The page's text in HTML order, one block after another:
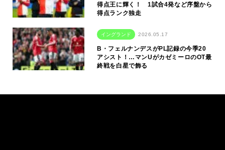
得点王に輝く！ 1試合4発など序盤から
得点ランク独走
イングランド 2026.05.17
B・フェルナンデスがPL記録の今季20
アシスト！…マンUがカゼミーロのOT最
終戦を白星で飾る